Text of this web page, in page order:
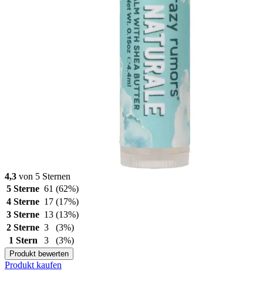
4,3 von 5 Sternen
5 Sterne 61 (62%)
4 Sterne 17 (17%)
3 Sterne 13 (13%)
2 Sterne 3
(3%)
1 Stern
3 (3%)
Produkt bewerten
Produkt kaufen